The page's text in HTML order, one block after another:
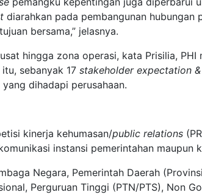
diarahkan pada pembangunan
bersama,” jelasnya.
hingga zona operasi, kata Prisilia,
sebanyak 17 stakeholder expectation
dihadapi perusahaan.
kinerja kehumasan/public relations
instansi pemerintahan maupun
Negara, Pemerintah Daerah
Perguruan Tinggi (PTN/PTS), Non